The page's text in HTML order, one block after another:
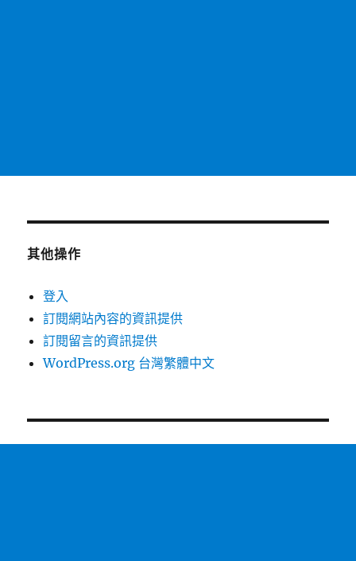
其他操作
登入
訂閱網站內容的資訊提供
訂閱留言的資訊提供
WordPress.org 台灣繁體中文